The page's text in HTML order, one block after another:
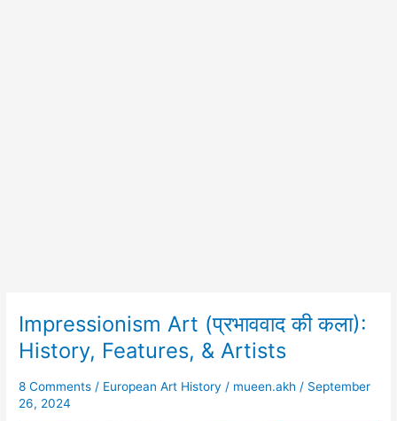
Impressionism Art (प्रभाववाद की कला):
History, Features, & Artists
8 Comments / European Art History / mueen.akh/ September
26, 2024
Impressionism
Art
(प्रभाववाद
कला):